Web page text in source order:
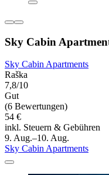
Sky Cabin
Sky Cabin Apartments
Raška
7,8/10
Gut
(6 Bewertungen)
54 €
inkl. Steuern & Gebühren
9. Aug.–10. Aug.
Sky Cabin Apartments